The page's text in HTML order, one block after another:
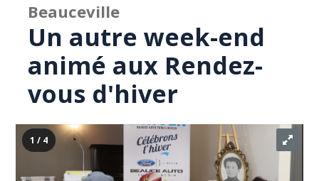
Beauceville
Un autre week-end
animé aux Rendez-
vous d'hiver
1 / 4